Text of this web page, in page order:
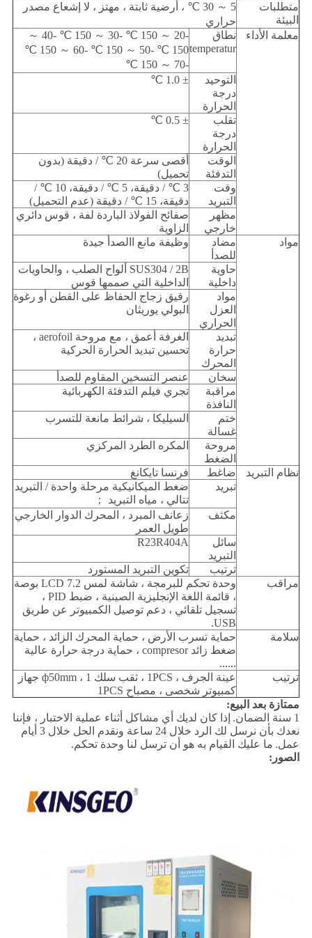
متطلبات
البيئة
5 ～ 30 ℃ ، أرضية ثابتة ، مهتز ، لا إشعاع مصدر
حراري
معلمة الأداء
نطاق
temperatur
-20 ～ 150 ℃ -30 ～ 150 ℃ -40 ～
150 ℃ -50 ～ 150 ℃ -60 ～ 150 ℃
-70 ～ 150 ℃
التوحيد
درجة
الحرارة
± 1.0 ℃
تقلب
درجة
الحرارة
± 0.5 ℃
الوقت
التدفئة
أقصى سرعة 20 ℃ / دقيقة (بدون
تحميل)
وقت
التبريد
3 ℃ / دقيقة، 5 ℃ / دقيقة، 10 ℃ /
دقيقة، 15 ℃ / دقيقة (عدم التحميل)
مظهر
خارجي
صفائح الفولاذ الباردة لفة ، قوس دائري
الزاوية
مواد
مضاد
للصدأ
وظيفة مانع االصدأ جيدة
حاوية
داخلية
SUS304 / 2B ألواح الصلب ، والحاويات
الداخلية التي صممها قوس
مواد
العزل
الحراري
رقيق زجاج الحفاظ على القطن أو رغوة
البولي يوريثان
تبديد
حرارة
المحرك
الغرفة أعمق ، مع مروحة aerofoil ،
تحسين تبديد الحرارة الحركية
سخان
عنصر التسخين المقاوم للصدأ
مراقبة
النافذة
تجري فيلم التدفئة الكهربائية
ختم
غسالة
السيليكا ، شرائط مانعة للتسرب
مروحة
الضغط
المكره الطرد المركزي
نظام التبريد ضاغط
فرنسا تايكانغ
تبريد
ضغط الميكانيكية مرحلة واحدة / التبريد
تتالي ، مياه التبريد ；
مكثف
زعانف المبرد ، المحرك الدوار الخارجي
طويل العمر
سائل
التبريد
R23R404A
ترتيب
تكوين التبريد المستورد
مراقب
وحدة تحكم للبرمجة ، شاشة لمس LCD 7.2 بوصة
، قائمة اللغة الإنجليزية الصينية ، ضبط PID ،
تسجيل تلقائي ، دعم توصيل الكمبيوتر عن طريق
USB.
سلامة
حماية تسرب الأرض ، حماية المحرك الزائد ، حماية
ضغط زائد compresor ، حماية درجة حرارة عالية
......
ترتيب
عينة الجرف ، 1PCS ، ثقب سلك ф50mm ، 1 جهاز
كمبيوتر شخصى ، مصباح 1PCS
ممتازة بعد البيع:
1 سنة الضمان.
إذا كان لديك أي مشاكل أثناء عملية الاختبار ، فإننا
نعدك بأن نرسل لك الرد خلال 24 ساعة ونقدم الحل خلال 3 أيام
عمل. ما عليك القيام به هو أن ترسل لنا وحدة تحكم.
الصور: